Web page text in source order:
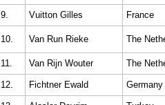
9. Vuitton Gilles France
10. Van Run Rieke The
11. Van Rijn Wouter The
12. Fichtner Ewald Germany